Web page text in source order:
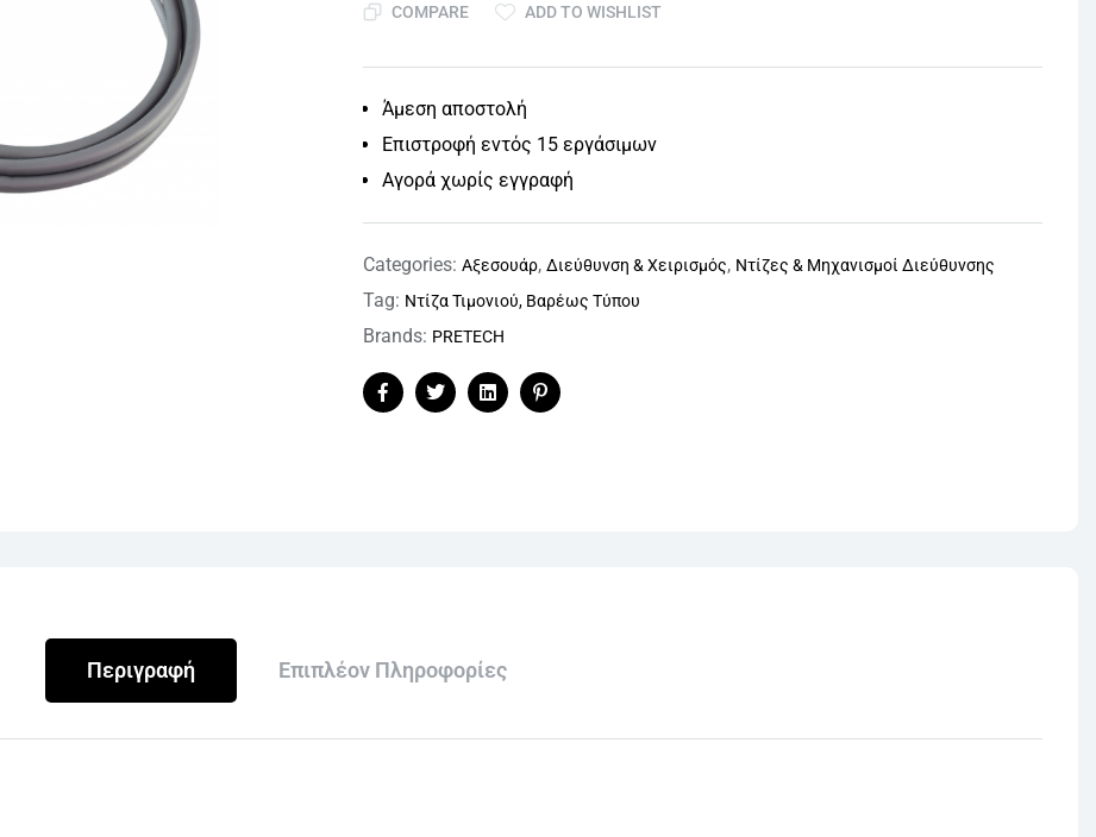
COMPARE ADD TO WISHLIST
Άμεση αποστολή
Επιστροφή εντός 15 εργάσιμων
Αγορά χωρίς εγγραφή
Categories:Αξεσουάρ,Διεύθυνση & Χειρισμός, Ντίζες & Μηχανισμοί Διεύθυνσης
Tag: Ντίζα Τιμονιού, Βαρέως Τύπου
Brands: PRETECH
FacebookTwitterLinkedinPinterest
Περιγραφή Επιπλέον Πληροφορίες